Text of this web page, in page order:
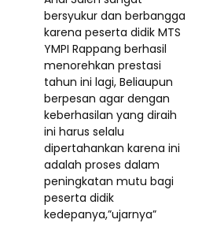
bersyukur dan berbangga
karena peserta didik MTS
YMPI Rappang berhasil
menorehkan prestasi
tahun ini lagi, Beliaupun
berpesan agar dengan
keberhasilan yang diraih
ini harus selalu
dipertahankan karena ini
adalah proses dalam
peningkatan mutu bagi
peserta didik
kedepanya,”ujarnya”